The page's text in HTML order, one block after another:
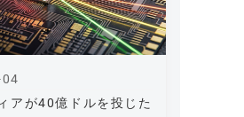
アが40億ドルを投じた